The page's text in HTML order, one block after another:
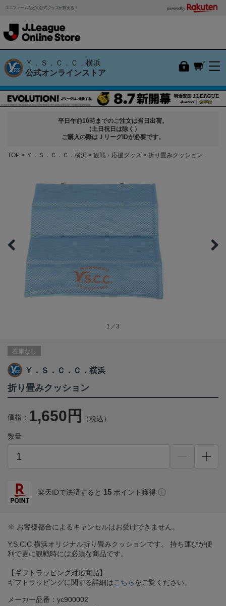
ユニフォームなどの公式グッズが買える！ powered by
Ｙ．Ｓ．Ｃ．Ｃ．横浜
公式オンラインストア
平日午前10時までのご注文は当日出荷。
（土日祝日は除く）
ご購入の際はＪリーグIDが必要です。
TOP Ｙ．Ｓ．Ｃ．Ｃ．横浜 観戦・応援グッズ 折り畳みクッション
1／3
在庫なし
Ｙ．Ｓ．Ｃ．Ｃ．横浜
折り畳みクッション
価格： 1,650円 （税込）
数量
楽天IDで決済すると 15 ポイント獲得
※ お客様都合によるキャンセルはお受けできません。
Y.S.C.C.横浜オリジナル折り畳みクッションです。 持ち運びが便
利で更に観戦時には必須な商品です。
【ギフトラッピング対応商品】
ギフトラッピングに関する詳細は こちら をご覧ください。
メーカー品番：yc900002